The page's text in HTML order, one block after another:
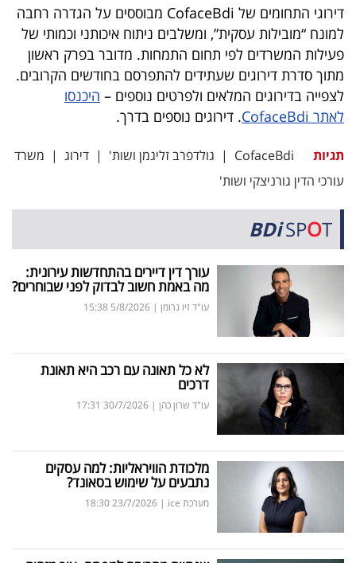
TOP-
5
המילון
הכלכלי
40
40
פעולה
דרושים
ניוזלטרים
דירוגי התחומים של CofaceBdi מבוססים על הגדרה רחבה
למונח “מובילות עסקית”, ומשלבים ניתוח איכותני וכמותי של
פעילות המשרדים לפי תחום התמחות. מדובר בפרק ראשון
מתוך סדרת דירוגים שעתידים להתפרסם בחודשים הקרובים.
לצפייה בדירוגים המלאים ולפרטים נוספים – היכנסו
לאתר CofaceBdi
. דירוגים נוספים בדרך.
תגיות CofaceBdi
| גולדפרב זליגמן ושות' | דירוג | משרד
עורכי הדין גורניצקי ושות'
BDiSPOT
עורך דין דיירים בהתחדשות עירונית:
מה באמת חשוב לבדוק לפני שבוחרים?
עו"ד זיו גרומן |
5/8/2026
15:38
לא כל תאונה עם רכב היא תאונת
דרכים
עו"ד שרון כהן |
30/7/2026
17:31
מלכודת הוויראליות: למה עסקים
נתבעים על שימוש בסאונד?
מערכת ice |
23/7/2026
18:30